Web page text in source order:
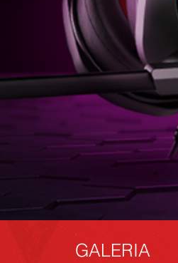
GALERIA